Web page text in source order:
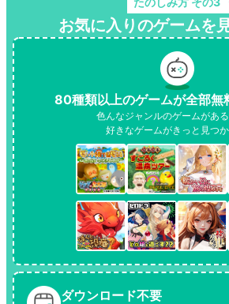
お気に入りのゲームを
80種類以上のゲームが全部無
色んなジャンルのゲームがある
好きなゲームがきっと見つか
ダウンロード不要